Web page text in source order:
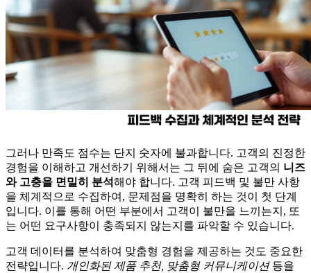
그러나 만족도 점수는 단지 숫자에 불과합니다. 고객의 진정한
경험을 이해하고 개선하기 위해서는 그 뒤에 숨은 고객의 니즈
와 고충을 면밀히 분석해야 합니다. 고객 피드백 및 불만 사항
을 체계적으로 수집하여, 문제점을 명확히 하는 것이 첫 단계
입니다. 이를 통해 어떤 부분에서 고객이 불만을 느끼는지, 또
는 어떤 요구사항이 충족되지 않는지를 파악할 수 있습니다.
고객 데이터를 분석하여 맞춤형 경험을 제공하는 것도 중요한
전략입니다. 개인화된 제품 추천, 맞춤형 커뮤니케이션등을